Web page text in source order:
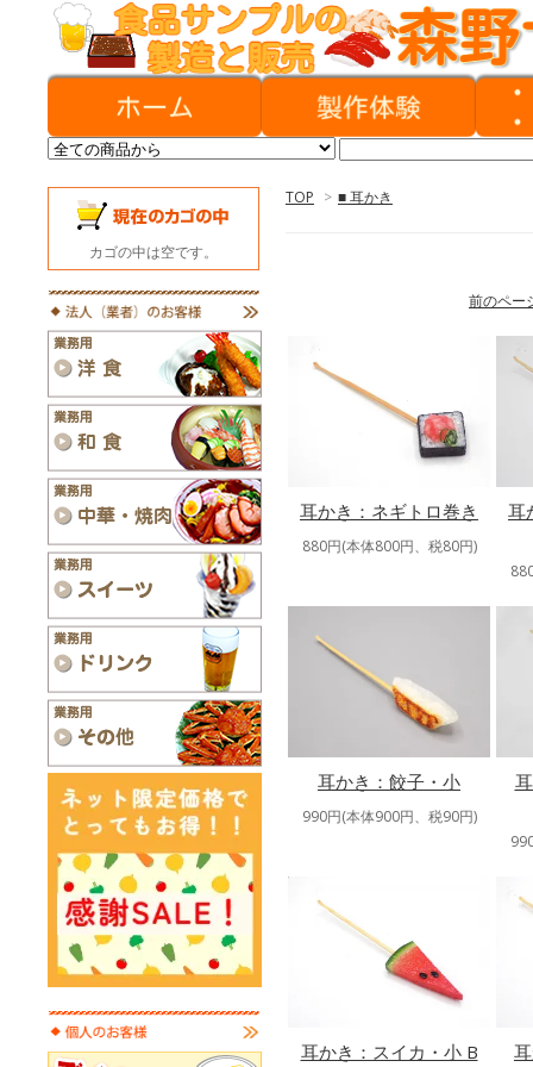
TOP > ■ 耳かき
前のペー
耳かき：ネギトロ巻き
880円(本体800円、税80円)
耳
耳かき：餃子・小
990円(本体900円、税90円)
耳かき：スイカ・小 B
カゴの中は空です。